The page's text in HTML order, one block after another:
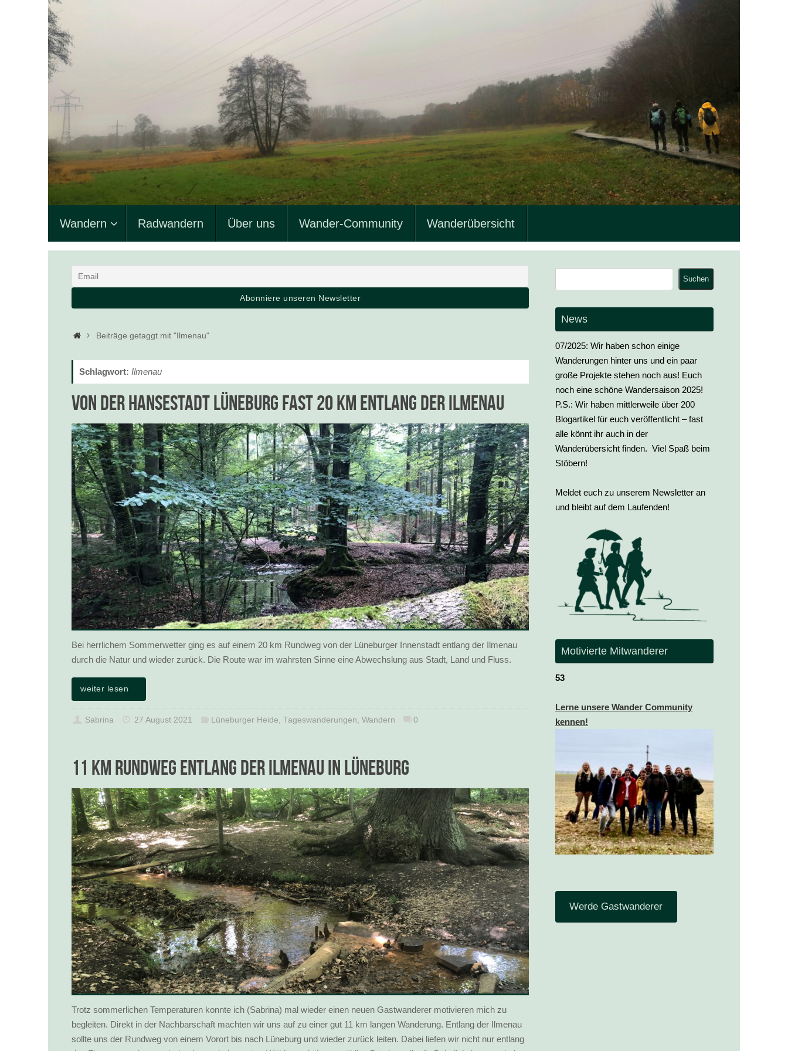
InhaltWandern Radwandern Über uns Wander-Community Wanderübersicht
Startseite
Beiträge getaggt mit "Ilmenau"
Schlagwort: Ilmenau
Von der Hansestadt Lüneburg fast 20 km entlang der Ilmenau
Bei herrlichem Sommerwetter ging es auf einem 20 km Rundweg von der Lüneburger Innenstadt entlang der Ilmenau
durch die Natur und wieder zurück. Die Route war im wahrsten Sinne eine Abwechslung aus Stadt, Land und Fluss.
weiter lesen
Sabrina 27 August 2021 Lüneburger Heide, Tageswanderungen, Wandern 0
11 km Rundweg entlang der Ilmenau in Lüneburg
Trotz sommerlichen Temperaturen konnte ich (Sabrina) mal wieder einen neuen Gastwanderer motivieren mich zu
begleiten. Direkt in der Nachbarschaft machten wir uns auf zu einer gut 11 km langen Wanderung. Entlang der Ilmenau
sollte uns der Rundweg von einem Vorort bis nach Lüneburg und wieder zurück leiten. Dabei liefen wir nicht nur entlang
Suchen
News
07/2025: Wir haben schon einige
Wanderungen hinter uns und ein paar
große Projekte stehen noch aus! Euch
noch eine schöne Wandersaison 2025!
P.S.: Wir haben mittlerweile über 200
Blogartikel für euch veröffentlicht – fast
alle könnt ihr auch in der
Wanderübersicht finden. Viel Spaß beim
Stöbern!
Meldet euch zu unserem Newsletter an
und bleibt auf dem Laufenden!
Motivierte Mitwanderer
53
Lerne unsere Wander Community
kennen!
Werde Gastwanderer